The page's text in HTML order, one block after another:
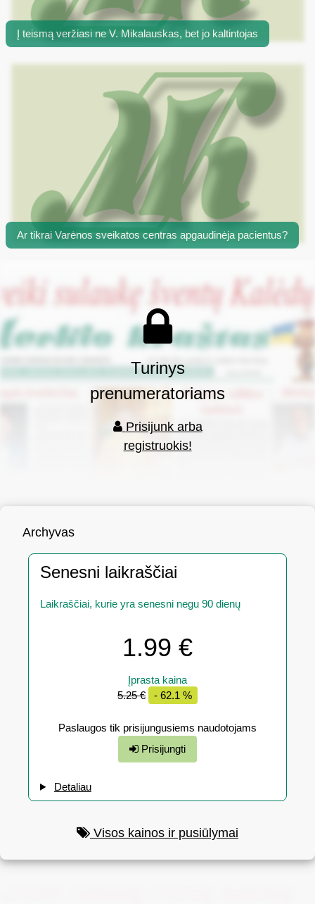
Į teismą veržiasi ne V. Mikalauskas, bet jo kaltintojas
Ar tikrai Varėnos sveikatos centras apgaudinėja pacientus?
Turinys
prenumeratoriams
Prisijunk arba
registruokis!
Archyvas
Senesni laikraščiai
Laikraščiai, kurie yra senesni negu 90 dienų
1.99 €
Įprasta kaina
5.25 €
- 62.1 %
Paslaugos tik prisijungusiems naudotojams
Prisijungti
Detaliau
Visos kainos ir pusiūlymai